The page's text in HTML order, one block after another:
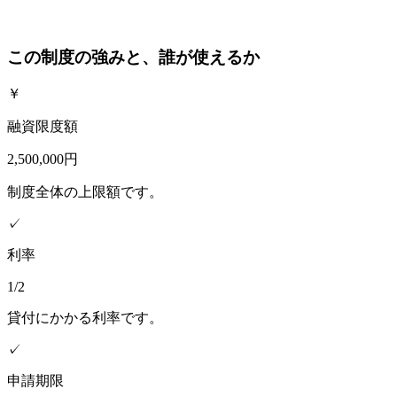
この制度の強みと、誰が使えるか
￥
融資限度額
2,500,000円
制度全体の上限額です。
✓
利率
1/2
貸付にかかる利率です。
✓
申請期限